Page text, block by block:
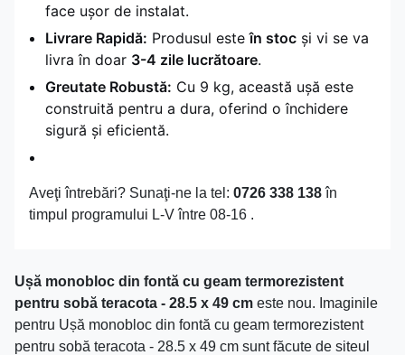
face ușor de instalat.
Livrare Rapidă: Produsul esteîn stoc și vi se va
livra în doar 3-4 zile lucrătoare.
Greutate Robustă: Cu 9 kg, această ușă este
construită pentru a dura, oferind o închidere
sigură și eficientă.
Aveţi întrebări? Sunaţi-ne la tel: 0726 338 138în
timpul programului L-V între 08-16 .
Ușă monobloc din fontă cu geam termorezistent
pentru sobă teracota - 28.5 x 49 cm este nou. Imaginile
pentru Ușă monobloc din fontă cu geam termorezistent
pentru sobă teracota - 28.5 x 49 cm sunt făcute de siteul